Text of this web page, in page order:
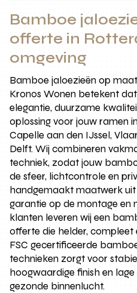
Bamboe
offerte in
omgeving
Bamboe jaloezieën op
Kronos Wonen betekent
elegantie, duurzame
oplossing voor jouw ramen
Capelle aan den IJssel,
Delft. Wij combineren
techniek, zodat jouw
de sfeer, lichtcontrole en
handgemaakt maatwerk uit
garantie op de montage en
klanten leveren wij een
offerte die helder, compleet
FSC gecertificeerde
technieken zorgt voor
hoogwaardige finish en lage
gezonde binnenlucht.